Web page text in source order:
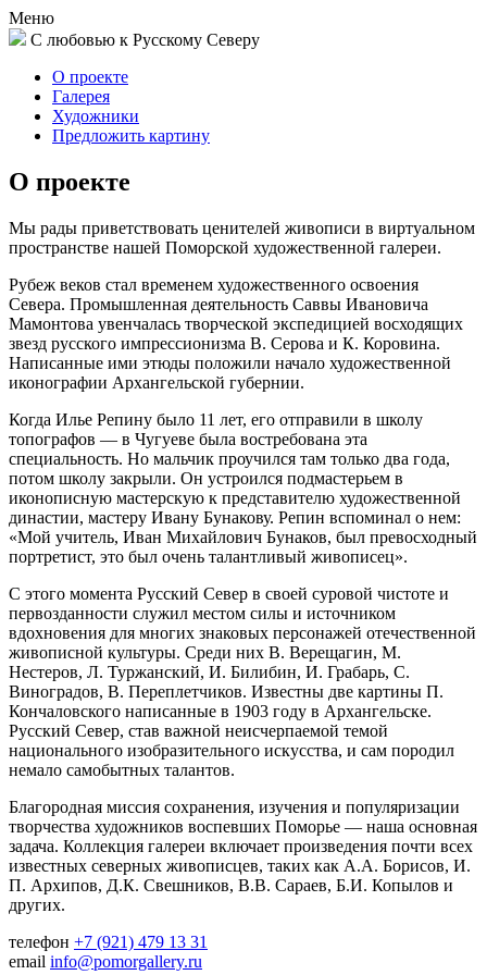
Меню
С любовью к Русскому Северу
О проекте
Галерея
Художники
Предложить картину
О проекте
Мы рады приветствовать ценителей живописи в виртуальном
пространстве нашей Поморской художественной галереи.
Рубеж веков стал временем художественного освоения
Севера. Промышленная деятельность Саввы Ивановича
Мамонтова увенчалась творческой экспедицией восходящих
звезд русского импрессионизма В. Серова и К. Коровина.
Написанные ими этюды положили начало художественной
иконографии Архангельской губернии.
Когда Илье Репину было 11 лет, его отправили в школу
топографов — в Чугуеве была востребована эта
специальность. Но мальчик проучился там только два года,
потом школу закрыли. Он устроился подмастерьем в
иконописную мастерскую к представителю художественной
династии, мастеру Ивану Бунакову. Репин вспоминал о нем:
«Мой учитель, Иван Михайлович Бунаков, был превосходный
портретист, это был очень талантливый живописец».
С этого момента Русский Север в своей суровой чистоте и
первозданности служил местом силы и источником
вдохновения для многих знаковых персонажей отечественной
живописной культуры. Среди них В. Верещагин, М.
Нестеров, Л. Туржанский, И. Билибин, И. Грабарь, С.
Виноградов, В. Переплетчиков. Известны две картины П.
Кончаловского написанные в 1903 году в Архангельске.
Русский Север, став важной неисчерпаемой темой
национального изобразительного искусства, и сам породил
немало самобытных талантов.
Благородная миссия сохранения, изучения и популяризации
творчества художников воспевших Поморье — наша основная
задача. Коллекция галереи включает произведения почти всех
известных северных живописцев, таких как А.А. Борисов, И.
П. Архипов, Д.К. Свешников, В.В. Сараев, Б.И. Копылов и
других.
телефон +7 (921) 479 13 31
email info@pomorgallery.ru